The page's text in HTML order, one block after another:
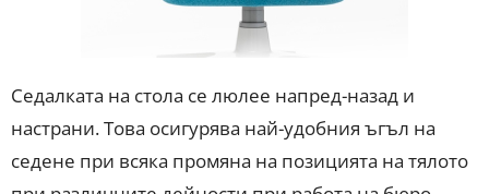
Седалката на стола се люлее напред-назад и
настрани. Това осигурява най-удобния ъгъл на
седене при всяка промяна на позицията на тялото